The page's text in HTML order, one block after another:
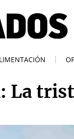
La